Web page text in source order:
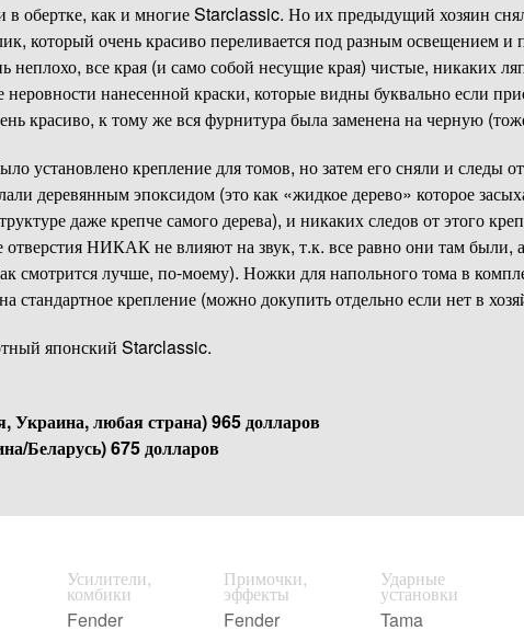
обертке, как и многие Starclassic. Но их предыдущий хозяин
который очень красиво переливается под разным освещением и
неплохо, все края (и само собой несущие края) чистые, никаких
неровности нанесенной краски, которые видны буквально если
красиво, к тому же вся фурнитура была заменена на черную
установлено крепление для томов, но затем его сняли и следы
деревянным эпоксидом (это как «жидкое дерево» которое
даже крепче самого дерева), и никаких следов от этого
отверстия НИКАК не влияют на звук, т.к. все равно они там были,
смотрится лучше, по-моему). Ножки для напольного тома в
стандартное крепление (можно докупить отдельно если нет в
японский Starclassic.
Украина, любая страна) 965 долларов
Беларусь) 675 долларов
Усилители,
комбики
Fender
Примочки,
эффекты
Fender
Ударные
установки
Tama